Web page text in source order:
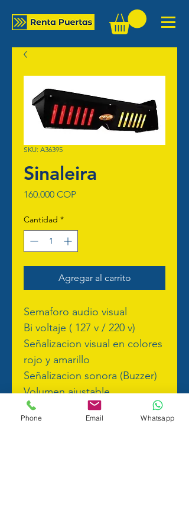
SKU: A36395
Sinaleira
160.000 COPPrecio
Cantidad *
Agregar al carrito
Semaforo audio visual
Bi voltaje ( 127 v / 220 v)
Señalizacion visual en colores
rojo y amarillo
Señalizacion sonora (Buzzer)
Volumen ajustable
Sensor de identificación dia /
noche para desactivación de
Phone Email Whatsapp